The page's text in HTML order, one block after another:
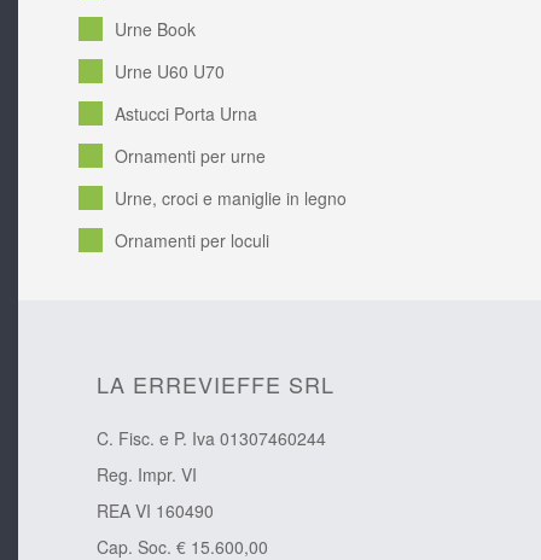
Urne Book
Urne U60 U70
Astucci Porta Urna
Ornamenti per urne
Urne, croci e maniglie in legno
Ornamenti per loculi
LA ERREVIEFFE SRL
C. Fisc. e P. Iva 01307460244
Reg. Impr. VI
REA VI 160490
Cap. Soc. € 15.600,00